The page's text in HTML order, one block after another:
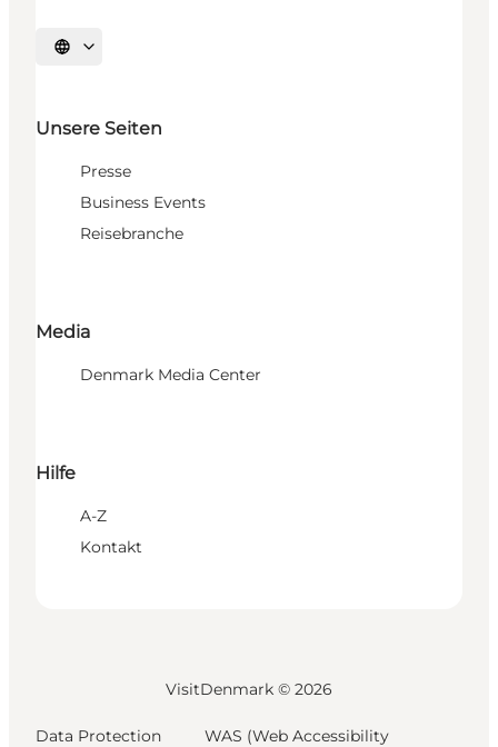
Sprache auswählen
Unsere Seiten
Presse
Business Events
Reisebranche
Media
Denmark Media Center
Hilfe
A-Z
Kontakt
VisitDenmark © 2026
Data Protection WAS (Web Accessibility